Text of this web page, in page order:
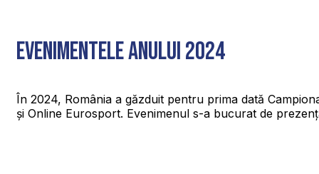
EVENIMENTELE ANULUI 2024
În 2024, România a găzduit pentru prima dată
și Online Eurosport. Evenimenul s-a bucurat de